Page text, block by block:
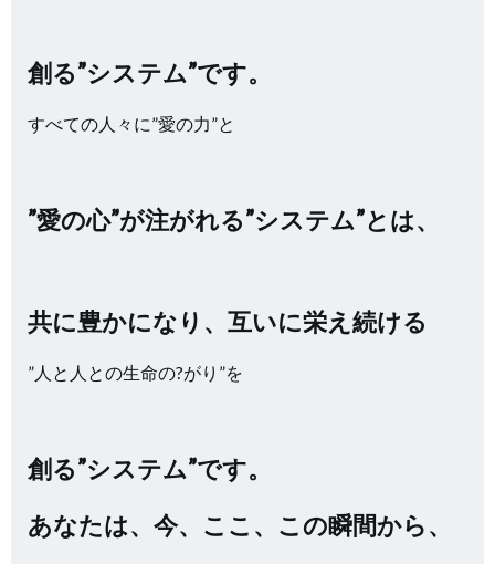
創る”システム”です。
すべての人々に”愛の力”と
”愛の心”が注がれる”システム”とは、
共に豊かになり、互いに栄え続ける
”人と人との生命の?がり”を
創る”システム”です。
あなたは、今、ここ、この瞬間から、